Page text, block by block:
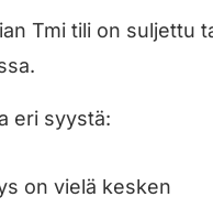
Tmi tili on suljettu
eri syystä:
on vielä kesken